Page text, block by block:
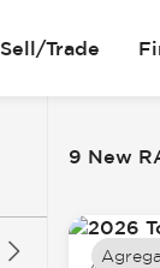
Sell/Trade
9 New